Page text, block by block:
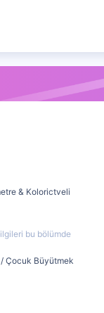
& Kolorictveli
bu bölümde
Çocuk Büyütmek